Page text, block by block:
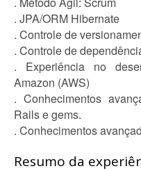
. JPA/ORM Hibernate
. Controle de
. Controle de
. Experiência no
Amazon (AWS)
. Conhecimentos
Rails e gems.
. Conhecimentos
Resumo da